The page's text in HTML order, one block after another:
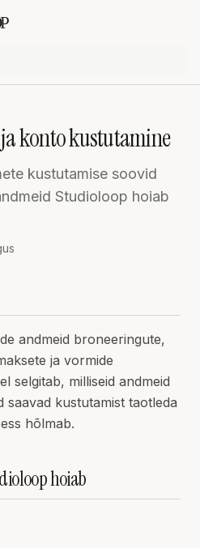
konto kustutamine
kustutamise soovid
Studioloop hoiab
andmeid broneeringute,
ja vormide
selgitab, milliseid andmeid
saavad kustutamist taotleda
hõlmab.
hoiab